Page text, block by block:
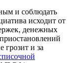
и соблюдать
исходит от
денежных
грозит и за